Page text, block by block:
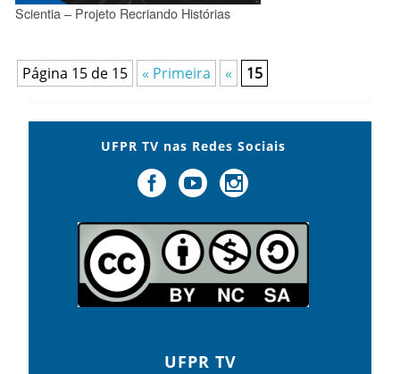
Scientia – Projeto Recriando Histórias
Página 15 de 15 « Primeira « 15
UFPR TV nas Redes Sociais
UFPR TV